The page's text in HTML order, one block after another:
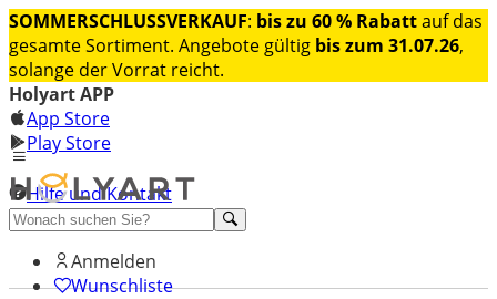
SOMMERSCHLUSSVERKAUF: bis zu 60 % Rabattauf das
gesamte Sortiment. Angebote gültig bis zum 31.07.26,
solange der Vorrat reicht.
Holyart APP
App Store
Play Store
Hilfe und Kontakt
Entdecken Sie Premium
Anmelden
Wunschliste